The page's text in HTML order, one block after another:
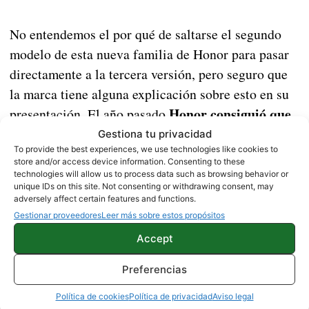
Gestiona tu privacidad
To provide the best experiences, we use technologies like cookies to
store and/or access device information. Consenting to these
technologies will allow us to process data such as browsing behavior or
unique IDs on this site. Not consenting or withdrawing consent, may
adversely affect certain features and functions.
Gestionar proveedoresLeer más sobre estos propósitos
Accept
Preferencias
Política de cookiesPolítica de privacidadAviso legal
No entendemos el por qué de saltarse el segundo
modelo de esta nueva familia de Honor para pasar
directamente a la tercera versión, pero seguro que
la marca tiene alguna explicación sobre esto en su
presentación. El año pasadoHonor consiguió que
no se filtrase apenas información sobre el Honor
Play, por lo que este año podría haber pasado lo
mismo con el Play 3 y que mañana mismo sea su
presentación. Nosotros estaremos atentos por si así
fuese para traeros todos sus detalles.
HONOR